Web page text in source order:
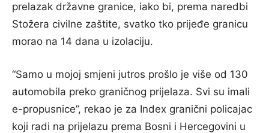
prelazak državne granice, iako bi, prema naredbi
Stožera civilne zaštite, svatko tko prijeđe granicu
morao na 14 dana u izolaciju.
“Samo u mojoj smjeni jutros prošlo je više od 130
automobila preko graničnog prijelaza. Svi su imali
e-propusnice”, rekao je za Index granični policajac
koji radi na prijelazu prema Bosni i Hercegovini u